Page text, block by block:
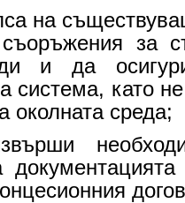
на
съоръжения за
и да
система, като
околната среда;